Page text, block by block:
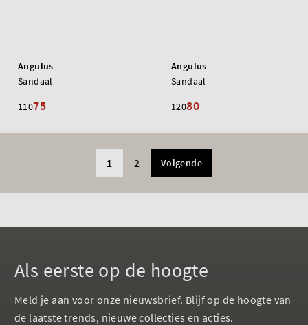
Angulus
Sandaal
11075
Angulus
Sandaal
12080
1 2 Volgende
Als eerste op de hoogte
Meld je aan voor onze nieuwsbrief. Blijf op de hoogte van
de laatste trends, nieuwe collecties en acties.